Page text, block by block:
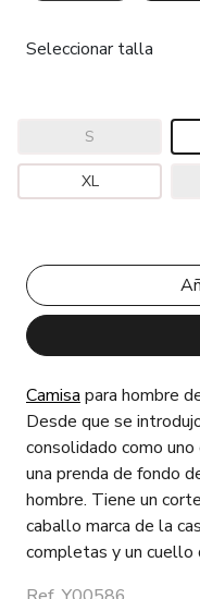
Seleccionar talla
S
XL
Camisa para hombre
Desde que se
consolidado como
una prenda de fondo
hombre. Tiene un
caballo marca de la
completas y un cuello